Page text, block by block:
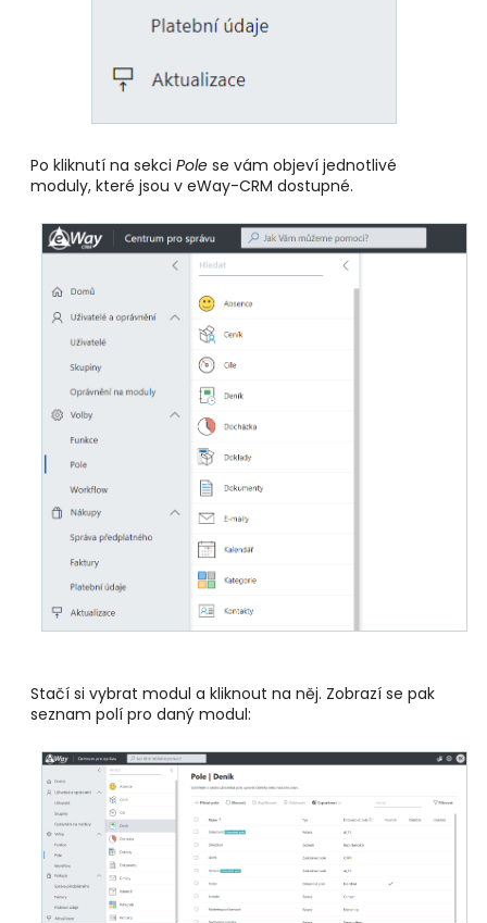
Po kliknutí na sekci Pole se vám objeví jednotlivé
moduly, které jsou v eWay-CRM dostupné.
Stačí si vybrat modul a kliknout na něj. Zobrazí se pak
seznam polí pro daný modul: